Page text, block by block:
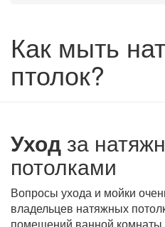
Как мыть
птолок?
Уход за
потолками
Вопросы ухода и мойки
владельцев натяжных